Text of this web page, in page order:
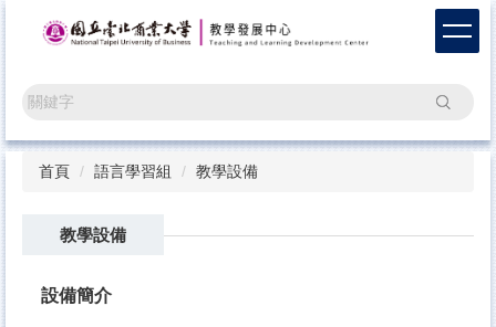
區
搜尋
首頁 語言學習組 教學設備
教學設備
設備簡介